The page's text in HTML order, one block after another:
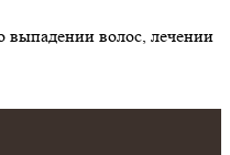
выпадении волос, лечении